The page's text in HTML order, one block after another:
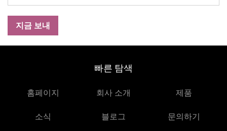
지금 보내
빠른 탐색
홈페이지 회사 소개 제품
소식 블로그 문의하기